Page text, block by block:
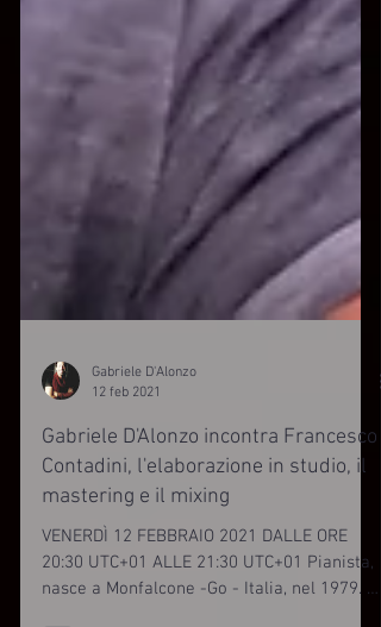
12 feb 2021
Gabriele D'Alonzo incontra Francesco
Contadini, l'elaborazione in studio, il
mastering e il mixing
VENERDÌ 12 FEBBRAIO 2021 DALLE ORE
20:30 UTC+01 ALLE 21:30 UTC+01 Pianista,